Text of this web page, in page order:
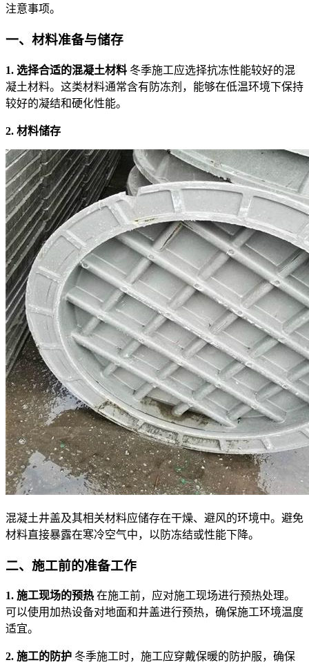
注意事项。
一、 材料准备与储存
1. 选择合适的混凝土材料 冬季施工应选择抗冻性能较好的混
凝土材料。这类材料通常含有防冻剂，能够在低温环境下保持
较好的凝结和硬化性能。
2. 材料储存
混凝土井盖及其相关材料应储存在干燥、避风的环境中。避免
材料直接暴露在寒冷空气中，以防冻结或性能下降。
二、 施工前的准备工作
1. 施工现场的预热在施工前，应对施工现场进行预热处理。
可以使用加热设备对地面和井盖进行预热，确保施工环境温度
适宜。
2. 施工的防护 冬季施工时，施工应穿戴保暖的防护服，确保